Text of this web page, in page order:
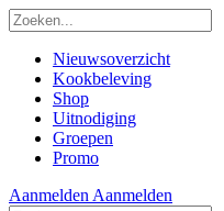
Nieuwsoverzicht
Kookbeleving
Shop
Uitnodiging
Groepen
Promo
Aanmelden Aanmelden